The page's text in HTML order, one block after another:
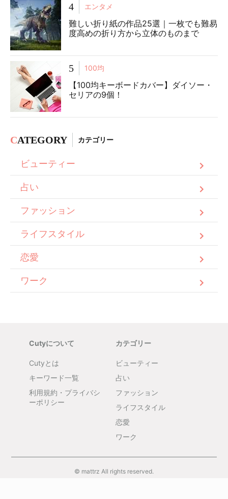
4 エンタメ
難しい折り紙の作品25選｜一枚でも難易
度高めの折り方から立体のものまで
5 100均
【100均キーボードカバー】ダイソー・
セリアの9個！
CATEGORY カテゴリー
ビューティー
占い
ファッション
ライフスタイル
恋愛
ワーク
Cutyについて
Cutyとは
キーワード一覧
利用規約・プライバシ
ーポリシー
カテゴリー
ビューティー
占い
ファッション
ライフスタイル
恋愛
ワーク
© mattrz All rights reserved.